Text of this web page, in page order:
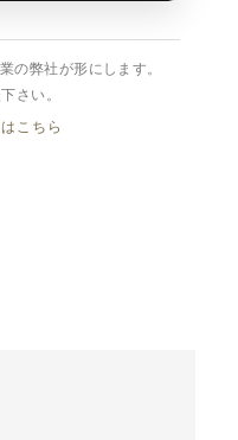
の弊社が形にします。
さい。
こちら